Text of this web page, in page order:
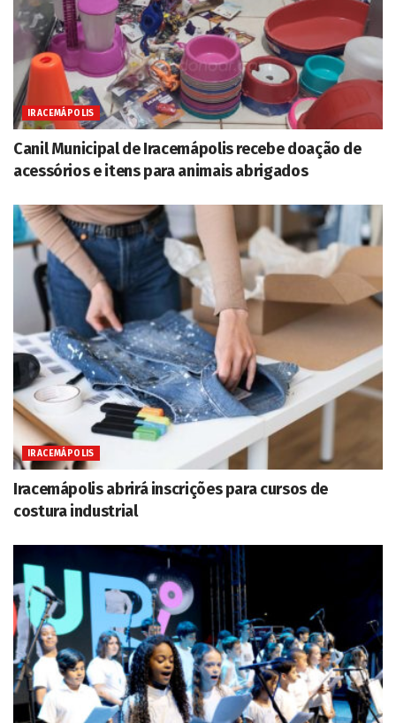
IRACEMÁPOLIS
Canil Municipal de Iracemápolis recebe doação de
acessórios e itens para animais abrigados
IRACEMÁPOLIS
Iracemápolis abrirá inscrições para cursos de
costura industrial